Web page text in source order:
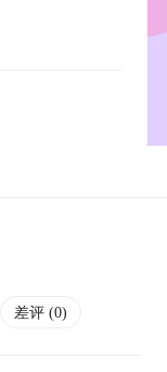
差评 (0)